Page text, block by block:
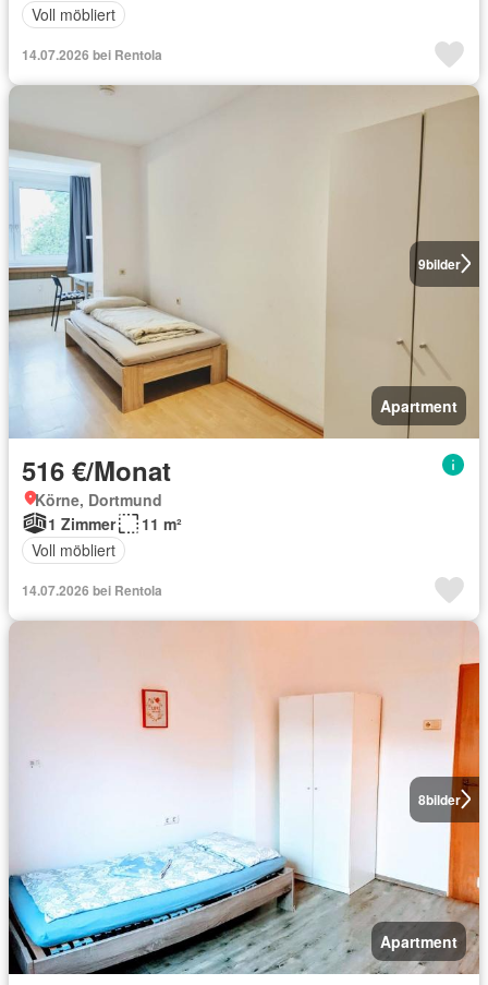
Voll möbliert
14.07.2026 bei Rentola
9bilder
Apartment
516 €/Monat
Körne, Dortmund
1 Zimmer
11 m²
Voll möbliert
14.07.2026 bei Rentola
8bilder
Apartment